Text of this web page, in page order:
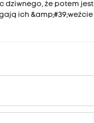
dziwnego, że potem jest
ich &amp;#39;weźcie